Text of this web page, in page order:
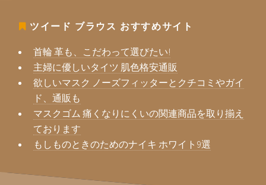
ツイード ブラウス おすすめサイト
首輪 革も、こだわって選びたい!
主婦に優しいタイツ 肌色格安通販
欲しいマスク ノーズフィッターとクチコミやガイ
ド、通販も
マスクゴム 痛くなりにくいの関連商品を取り揃え
ております
もしものときのためのナイキ ホワイト9選